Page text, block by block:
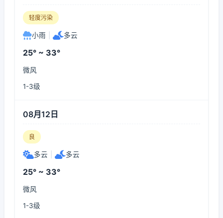
轻度污染
小雨 多云
25° ~ 33°
微风
1-3级
08月12日
良
多云 多云
25° ~ 33°
微风
1-3级